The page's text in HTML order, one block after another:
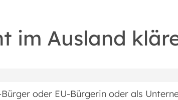
im Ausland
Bürger oder EU-Bürgerin oder als